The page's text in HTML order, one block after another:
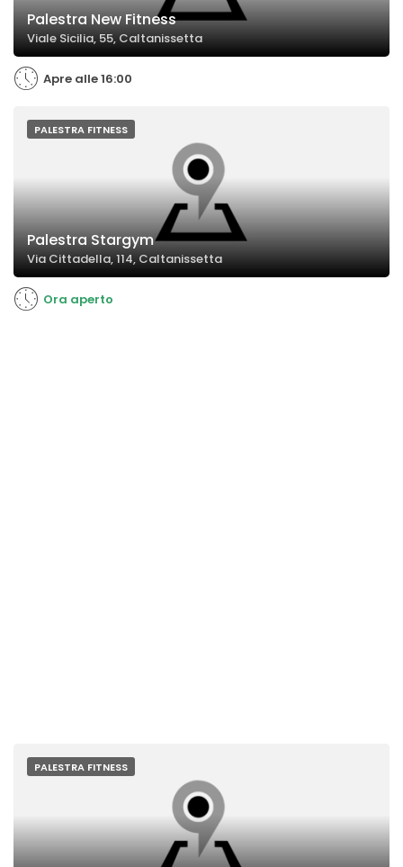
Palestra New Fitness
Viale Sicilia, 55, Caltanissetta
Apre alle 16:00
PALESTRA FITNESS
Palestra Stargym
Via Cittadella, 114, Caltanissetta
Ora aperto
PALESTRA FITNESS